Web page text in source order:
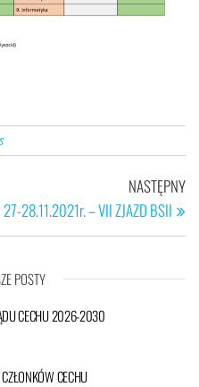
NASTĘPNY
27-28.11.2021r. – VII ZJAZD BSII
POSTY
CECHU 2026-2030
CECHU